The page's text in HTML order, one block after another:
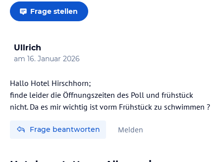
Frage stellen
Ullrich
am 16. Januar 2026
Hallo Hotel Hirschhorn;
finde leider die Öffnungszeiten des Poll und frühstück
nicht. Da es mir wichtig ist vorm Frühstück zu schwimmen ?
Frage beantworten Melden